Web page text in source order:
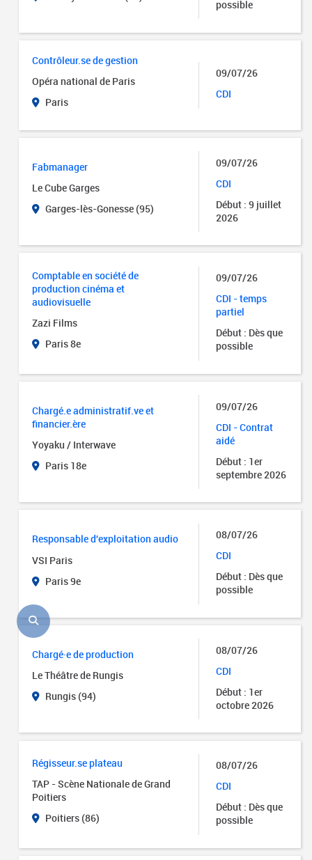
possible
Contrôleur.se de gestion
Opéra national de Paris
Paris
09/07/26
CDI
Fabmanager
Le Cube Garges
Garges-lès-Gonesse (95)
09/07/26
CDI
Début : 9 juillet
2026
Comptable en société de
production cinéma et
audiovisuelle
Zazi Films
Paris 8e
09/07/26
CDI - temps
partiel
Début : Dès que
possible
Chargé.e administratif.ve et
financier.ère
Yoyaku / Interwave
Paris 18e
09/07/26
CDI - Contrat
aidé
Début : 1er
septembre 2026
Responsable d'exploitation audio
VSI Paris
Paris 9e
08/07/26
CDI
Début : Dès que
possible
Chargé·e de production
Le Théâtre de Rungis
Rungis (94)
08/07/26
CDI
Début : 1er
octobre 2026
Régisseur.se plateau
TAP - Scène Nationale de Grand
Poitiers
Poitiers (86)
08/07/26
CDI
Début : Dès que
possible